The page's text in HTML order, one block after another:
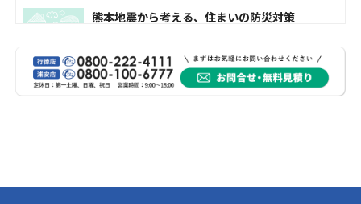
熊本地震から考える、住まいの防災対策
受けられた皆様に、心よりお見舞い申し上げま
す。 今回の地震 …
社長コラム